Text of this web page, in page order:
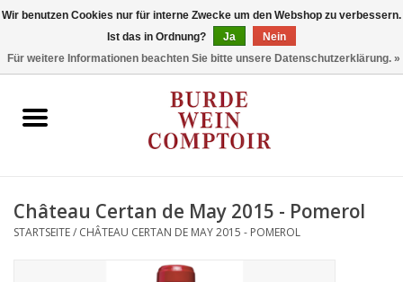
Stil
Château Certan de May 2015 - Pomerol
STARTSEITE/ CHÂTEAU CERTAN DE MAY 2015 - POMEROL
Wir benutzen Cookies nur für interne Zwecke um den Webshop zu verbessern.
Ist das in Ordnung?
Ja
Nein
Für weitere Informationen beachten Sie bitte unsere Datenschutzerklärung. »